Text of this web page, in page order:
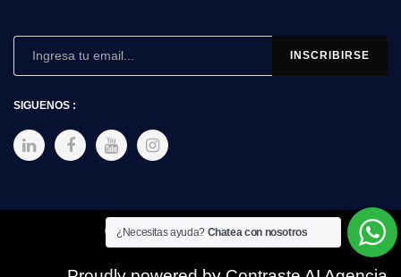
SIGUENOS :
Copyright © 2025 SIMEX
¿Necesitas ayuda? Chatea con nosotros